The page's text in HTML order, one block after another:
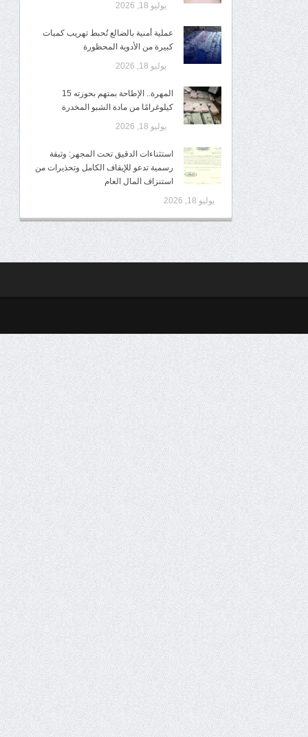
يوليو 18, 2026
عملية أمنية بالضالع تُحبط تهريب كميات
كبيرة من الأدوية المحظورة
يوليو 18, 2026
المهرة.. الإطاحة بمتهم بحوزته 15
كيلوغرامًا من مادة الشبو المخدرة
يوليو 18, 2026
استثناءات الدقيق تحت المجهر: وثيقة
رسمية تدعو للإيقاف الكامل وتحذيرات من
استنزاف المال العام
يوليو 18, 2026